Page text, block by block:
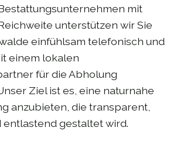
mit
unterstützen wir Sie
einfühlsam telefonisch und
einem lokalen
für die Abholung
Ziel ist es, eine naturnahe
anzubieten, die transparent,
gestaltet wird.